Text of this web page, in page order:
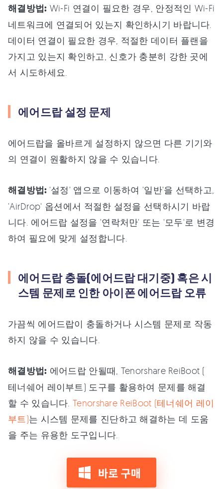
해결방법: Wi-Fi 연결이 필요한 경우, 안정적인 Wi-Fi
네트워크에 연결되어 있는지 확인하시기 바랍니다.
데이터 연결이 필요한 경우, 적절한 데이터 플랜을
가지고 있는지 확인하고, 신호가 충분히 강한 곳에
서 시도하세요.
에어드랍 설정 문제
에어드랍을 올바르게 설정하지 않으면 다른 기기와
의 연결이 원활하지 않을 수 있습니다.
해결방법: '설정' 앱으로 이동하여 '일반'을 선택하고,
'AirDrop' 옵션에서 적절한 설정을 선택하시기 바랍
니다. 에어드랍 설정을 '연락처만' 또는 '모두'로 변경
하여 필요에 맞게 설정합니다.
에어드랍 충돌(에어드랍 대기중) 혹은 시
스템 문제로 인한 아이폰 에어드랍 오류
가끔씩 에어드랍이 충돌하거나 시스템 문제로 작동
하지 않을 수 있습니다.
해결방법: 에어드랍 안될때, Tenorshare ReiBoot (
테너쉐어 레이부트) 도구를 활용하여 문제를 해결
할 수 있습니다. Tenorshare ReiBoot (테너쉐어 레이
부트)는 시스템 문제를 진단하고 해결하는 데 도움
을 주는 유용한 도구입니다.